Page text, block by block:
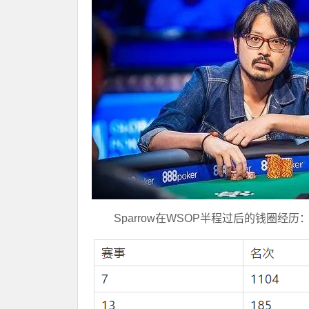
Sparrow在WSOP半程过后的钱圈经历